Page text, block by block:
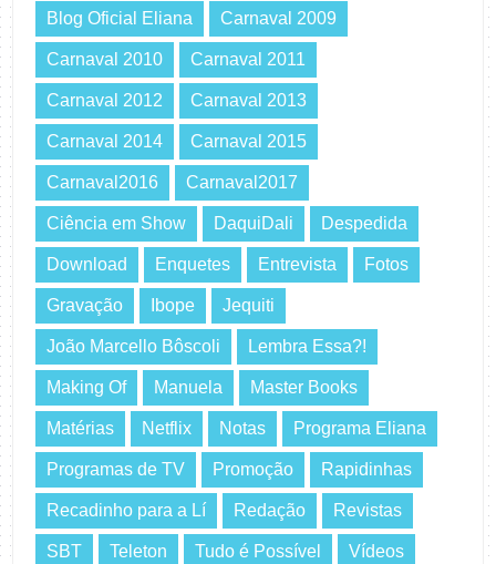
Blog Oficial Eliana Carnaval 2009
Carnaval 2010 Carnaval 2011
Carnaval 2012 Carnaval 2013
Carnaval 2014 Carnaval 2015
Carnaval2016 Carnaval2017
Ciência em Show DaquiDali Despedida
Download Enquetes Entrevista Fotos
Gravação Ibope Jequiti
João Marcello Bôscoli Lembra Essa?!
Making Of Manuela Master Books
Matérias Netflix Notas Programa Eliana
Programas de TV Promoção Rapidinhas
Recadinho para a Lí Redação Revistas
SBT Teleton Tudo é Possível Vídeos